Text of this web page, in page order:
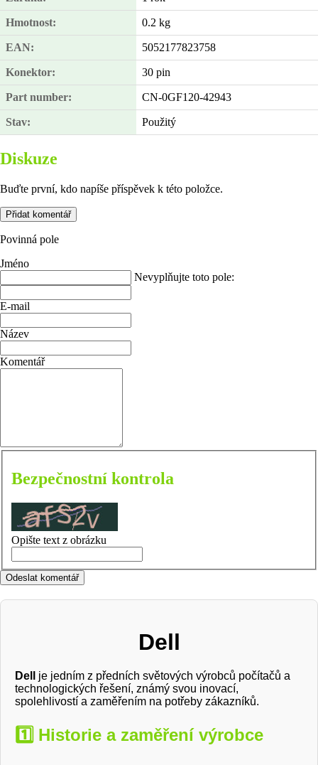
Hmotnost: 0.2 kg
EAN: 5052177823758
Konektor: 30 pin
Part number: CN-0GF120-42943
Stav: Použitý
Diskuze
Buďte první, kdo napíše příspěvek k této položce.
Přidat komentář
Povinná pole
Jméno
Nevyplňujte toto pole:
E-mail
Název
Komentář
Bezpečnostní kontrola
Opište text z obrázku
Odeslat komentář
Dell
Dell
je jedním z předních světových výrobců počítačů a
technologických řešení, známý svou inovací,
spolehlivostí a zaměřením na potřeby zákazníků.
1️⃣ Historie a zaměření výrobce